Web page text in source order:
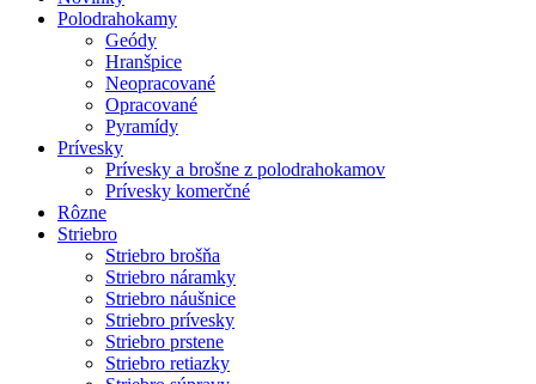
Polodrahokamy
Geódy
Hranšpice
Neopracované
Opracované
Pyramídy
Prívesky
Prívesky a brošne z polodrahokamov
Prívesky komerčné
Rôzne
Striebro
Striebro brošňa
Striebro náramky
Striebro náušnice
Striebro prívesky
Striebro prstene
Striebro retiazky